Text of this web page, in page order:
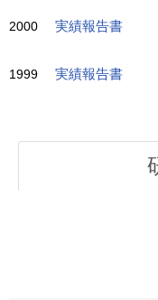
2000 実績報告書
1999 実績報告書